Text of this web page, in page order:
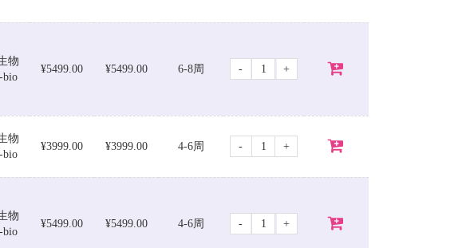
物
bio
¥5499.00 ¥5499.00 6-8周 - +
物
bio
¥3999.00 ¥3999.00 4-6周 - +
物
bio
¥5499.00 ¥5499.00 4-6周 - +